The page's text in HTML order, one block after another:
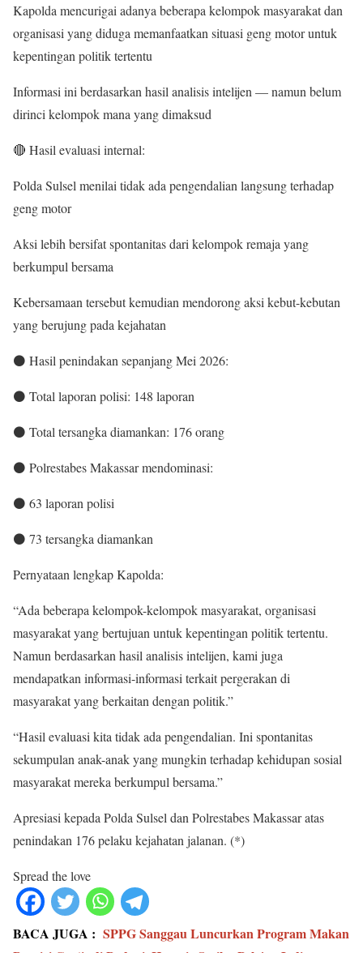
Kapolda mencurigai adanya beberapa kelompok masyarakat dan
organisasi yang diduga memanfaatkan situasi geng motor untuk
kepentingan politik tertentu
Informasi ini berdasarkan hasil analisis intelijen — namun belum
dirinci kelompok mana yang dimaksud
🔴 Hasil evaluasi internal:
Polda Sulsel menilai tidak ada pengendalian langsung terhadap
geng motor
Aksi lebih bersifat spontanitas dari kelompok remaja yang
berkumpul bersama
Kebersamaan tersebut kemudian mendorong aksi kebut-kebutan
yang berujung pada kejahatan
⚫️ Hasil penindakan sepanjang Mei 2026:
⚫️ Total laporan polisi: 148 laporan
⚫️ Total tersangka diamankan: 176 orang
⚫️ Polrestabes Makassar mendominasi:
⚫️ 63 laporan polisi
⚫️ 73 tersangka diamankan
Pernyataan lengkap Kapolda:
“Ada beberapa kelompok-kelompok masyarakat, organisasi
masyarakat yang bertujuan untuk kepentingan politik tertentu.
Namun berdasarkan hasil analisis intelijen, kami juga
mendapatkan informasi-informasi terkait pergerakan di
masyarakat yang berkaitan dengan politik.”
“Hasil evaluasi kita tidak ada pengendalian. Ini spontanitas
sekumpulan anak-anak yang mungkin terhadap kehidupan sosial
masyarakat mereka berkumpul bersama.”
Apresiasi kepada Polda Sulsel dan Polrestabes Makassar atas
penindakan 176 pelaku kejahatan jalanan. (*)
Spread the love
BACA JUGA : SPPG Sanggau Luncurkan Program Makan